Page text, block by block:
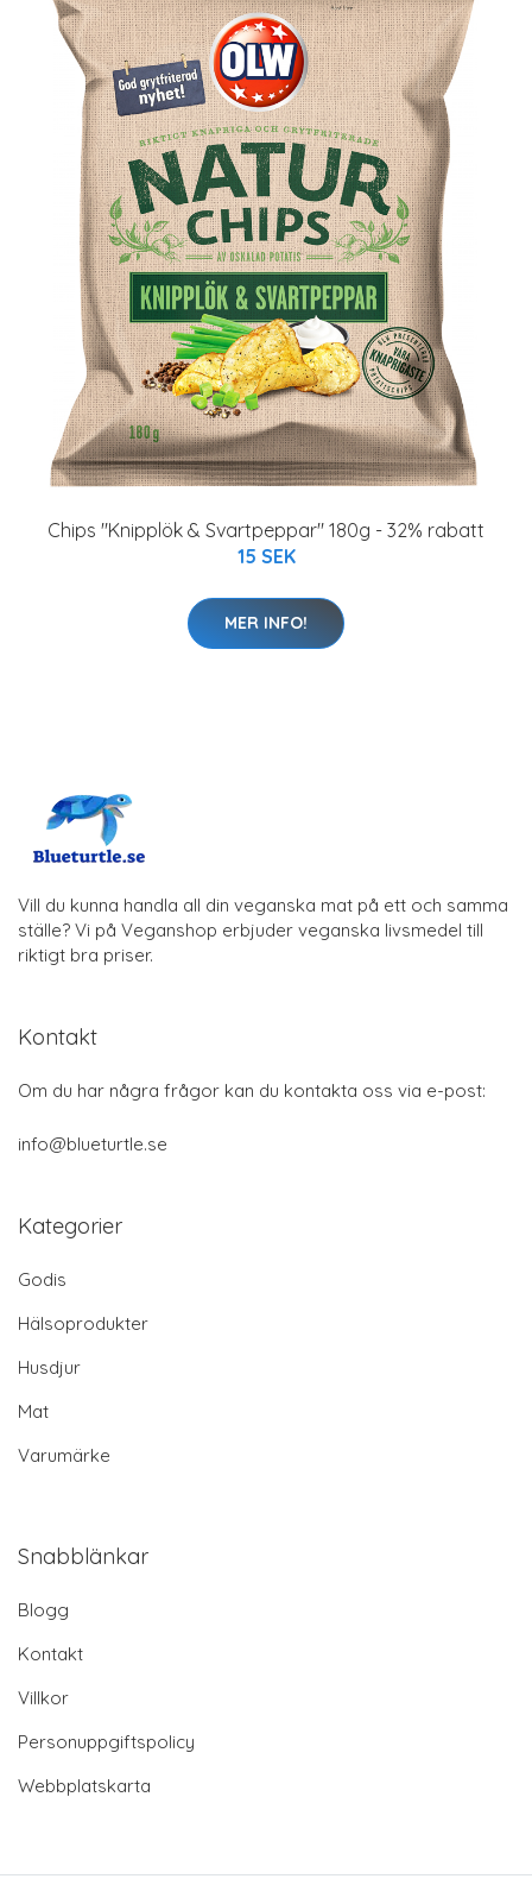
Chips "Knipplök & Svartpeppar" 180g - 32% rabatt
15 SEK
MER INFO!
Vill du kunna handla all din veganska mat på ett och samma
ställe? Vi på Veganshop erbjuder veganska livsmedel till
riktigt bra priser.
Kontakt
Om du har några frågor kan du kontakta oss via e-post:
info@blueturtle.se
Kategorier
Godis
Hälsoprodukter
Husdjur
Mat
Varumärke
Snabblänkar
Blogg
Kontakt
Villkor
Personuppgiftspolicy
Webbplatskarta